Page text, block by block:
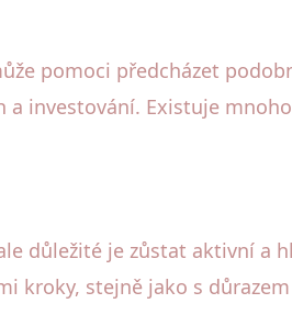
pomoci předcházet
investování. Existuje
důležité je zůstat aktivní a
kroky, stejně jako s